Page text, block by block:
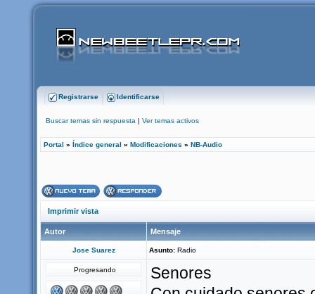
Registrarse Identificarse
Buscar temas sin respuesta | Ver temas activos
Portal » Índice general » Modificaciones » NB-Audio
Imprimir vista
Autor Mensaje
Jose Suarez Asunto: Radio
Progresando
Senores